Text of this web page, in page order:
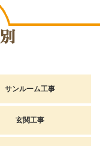
サンルーム工事
玄関工事